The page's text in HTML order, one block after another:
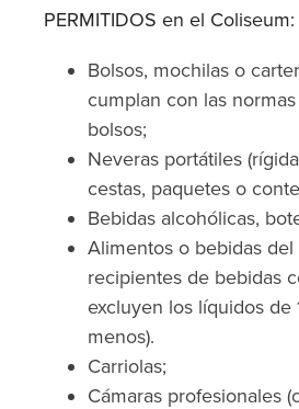
PERMITIDOS en el Coliseum:
Bolsos, mochilas o
cumplan con las
bolsos;
Neveras portátiles
cestas, paquetes o
Bebidas alcohólicas,
Alimentos o bebidas
recipientes de bebidas
excluyen los líquidos de
menos).
Carriolas;
Cámaras profesionales